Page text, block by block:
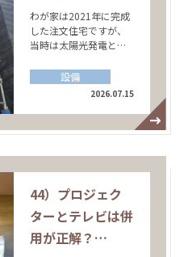
わが家は2021年に完成
した注文住宅ですが、
当時は太陽光発電と…
設備
2026.07.15
44）プロジェク
ターとテレビは併
用が正解？…